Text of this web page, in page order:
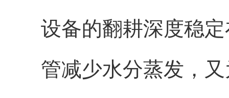
设备的翻耕深度稳
管减少水分蒸发，